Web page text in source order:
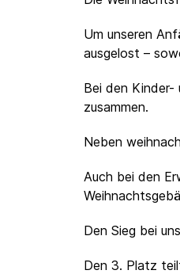
Um unseren
ausgelost –
Bei den Kinder-
zusammen.
Neben
Auch bei den
Den Sieg bei
Den 3. Platz